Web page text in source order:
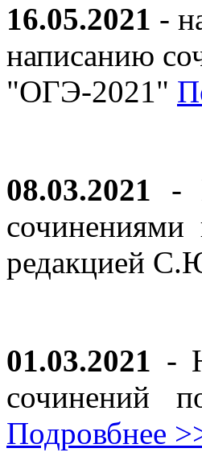
16.05.2021 -
написанию
"ОГЭ-2021"
08.03.2021 -
редакцией
01.03.2021 -
сочинений
Подровбнее